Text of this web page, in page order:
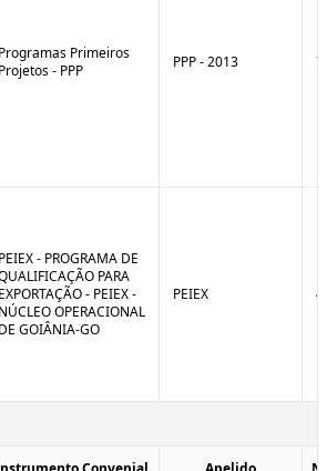
Programas Primeiros
Projetos - PPP
PPP - 2013
PEIEX - PROGRAMA DE
PARA
EXPORTAÇÃO - PEIEX -
NÚCLEO OPERACIONAL
DE GOIÂNIA-GO
PEIEX